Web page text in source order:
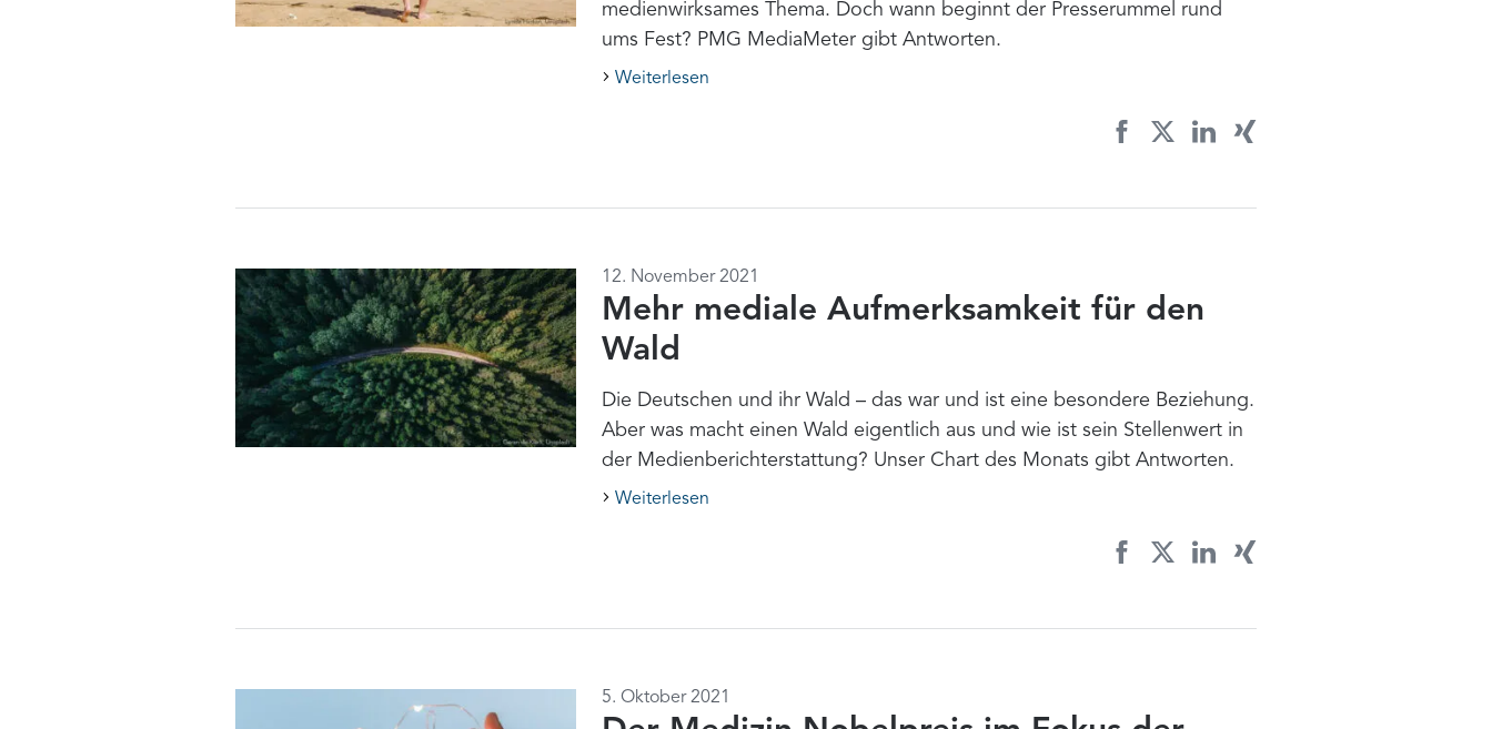
medienwirksames Thema. Doch wann beginnt der Presserummel rund
ums Fest? PMG MediaMeter gibt Antworten.
Weiterlesen
12. November 2021
Mehr mediale Aufmerksamkeit für den
Wald
Die Deutschen und ihr Wald – das war und ist eine besondere Beziehung.
Aber was macht einen Wald eigentlich aus und wie ist sein Stellenwert in
der Medienberichterstattung? Unser Chart des Monats gibt Antworten.
Weiterlesen
5. Oktober 2021